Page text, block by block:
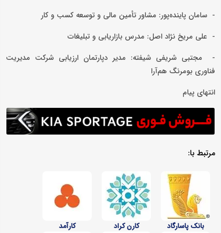
- سامان پاینده‌پور: مشاور تأمین مالی و توسعه کسب و کار
- علی مریخ نژاد اصل: مدرس بازاریابی و‌ تبلیغات
- مجتبی شریفی شیفته: مدیر دپارتمان ارزیابی شرکت مدیریت
فناوری بومرنگ هم‌آرا
انتهای پیام
مرتبط با:
بانک پاسارگاد کارن کراد کارآمد